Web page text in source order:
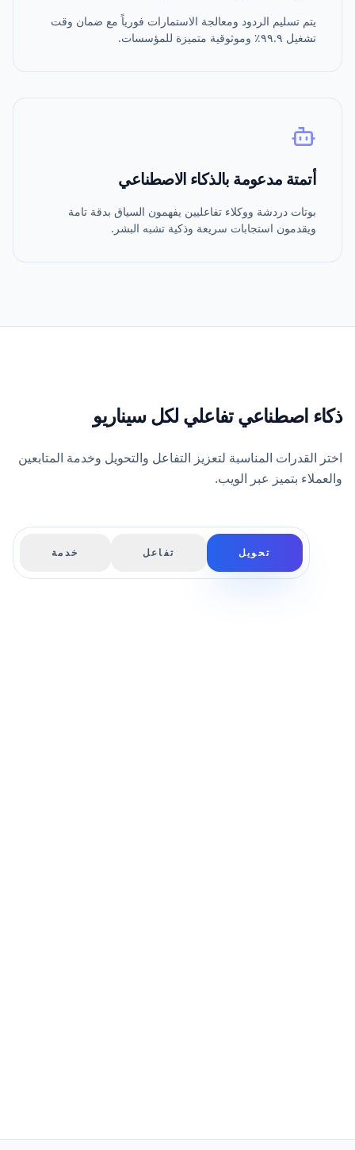
يتم تسليم الردود ومعالجة الاستمارات فورياً مع ضمان وقت
تشغيل ٩٩.٩٪ وموثوقية متميزة للمؤسسات.
أتمتة مدعومة بالذكاء الاصطناعي
بوتات دردشة ووكلاء تفاعليين يفهمون السياق بدقة تامة
ويقدمون استجابات سريعة وذكية تشبه البشر.
ذكاء اصطناعي تفاعلي لكل سيناريو
اختر القدرات المناسبة لتعزيز التفاعل والتحويل وخدمة المتابعين
والعملاء بتميز عبر الويب.
تحويل تفاعل خدمة